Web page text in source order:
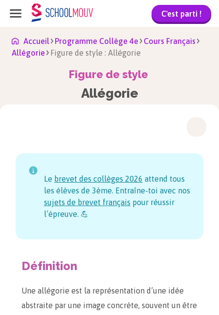
C'est parti !
Accueil Programme Collège 4e
Cours Français
Allégorie
Figure de style : Allégorie
Figure de style
Allégorie
Le brevet des collèges 2026 attend tous
les élèves de 3ème. Entraîne-toi avec nos
sujets de brevet français pour réussir
l’épreuve. 💪
Définition
Une allégorie est la représentation d’une idée
abstraite par une image concrète, souvent un être